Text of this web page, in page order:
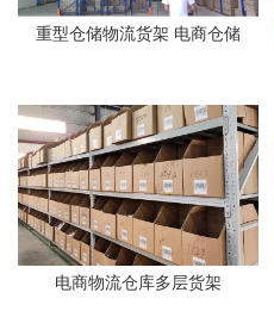
重型仓储物流货架 电商仓储
电商物流仓库多层货架